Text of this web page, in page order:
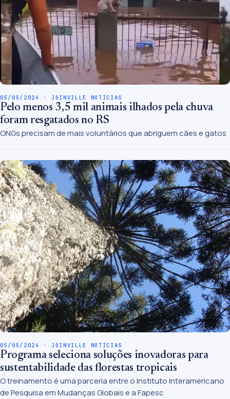
05/05/2024 · JOINVILLE NOTÍCIAS
Pelo menos 3,5 mil animais ilhados pela chuva
foram resgatados no RS
ONGs precisam de mais voluntários que abriguem cães e gatos
05/05/2024 · JOINVILLE NOTÍCIAS
Programa seleciona soluções inovadoras para
sustentabilidade das florestas tropicais
O treinamento é uma parceria entre o Instituto Interamericano
de Pesquisa em Mudanças Globais e a Fapesc